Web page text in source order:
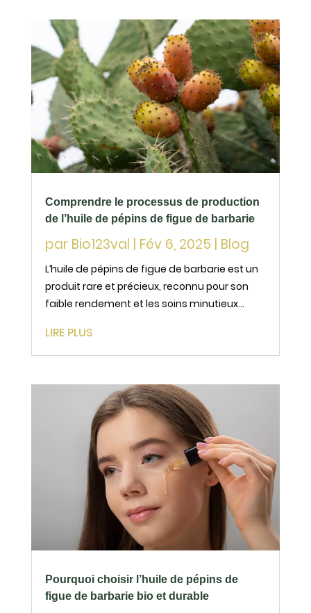
Comprendre le processus de production
de l’huile de pépins de figue de barbarie
par Bio123val | Fév 6, 2025 | Blog
L’huile de pépins de figue de barbarie est un
produit rare et précieux, reconnu pour son
faible rendement et les soins minutieux
unique, c’est le processus méticuleux mis en
œuvre pour extraire cette huile riche en
LIRE PLUS
Pourquoi choisir l’huile de pépins de
figue de barbarie bio et durable